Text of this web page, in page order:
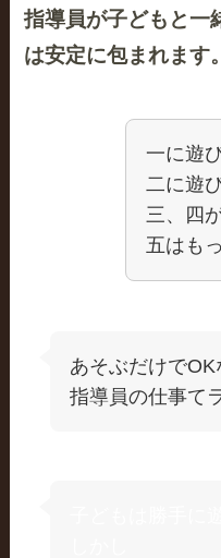
指導員が子どもと一
は安定に包まれます。
一に遊
二に遊
三、四
五はも
あそぶだけで
指導員の仕事て